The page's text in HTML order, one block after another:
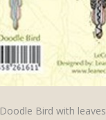
Doodle Bird with leaves